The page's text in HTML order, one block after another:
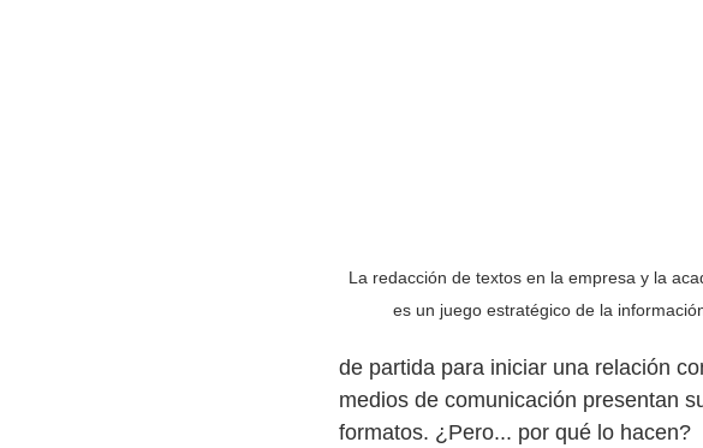
La redacción de textos en la empresa y la
es un juego estratégico de la
de partida para iniciar una relación
medios de comunicación presentan
formatos. ¿Pero... por qué lo hacen?